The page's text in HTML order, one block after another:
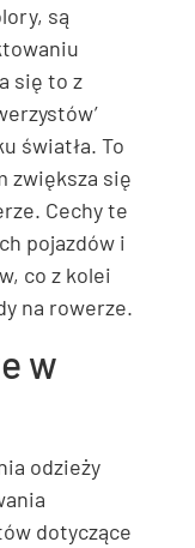
są
się to z
światła. To
zwiększa się
Cechy te
pojazdów i
co z kolei
na rowerze.
w
odzieży
dotyczące